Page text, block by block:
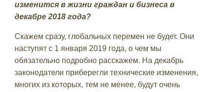
изменится в жизни граждан и бизнеса в
декабре 2018 года?
Скажем сразу, глобальных перемен не будет. Они
наступят с 1 января 2019 года, о чем мы
обязательно подробно расскажем. На декабрь
законодатели приберегли технические изменения,
многих из которых, тем не менее, будут очень